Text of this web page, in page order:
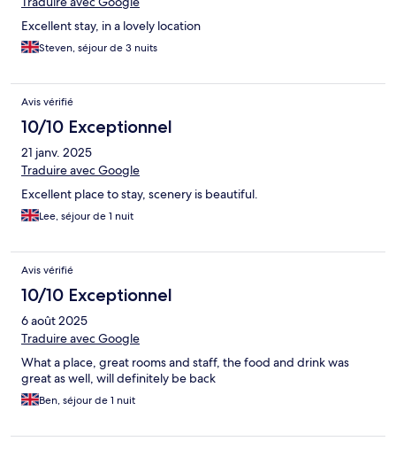
Excellent stay, in a lovely location
Steven, séjour de 3 nuits
Avis vérifié
10/10 Exceptionnel
21 janv. 2025
Traduire avec Google
Excellent place to stay, scenery is beautiful.
Lee, séjour de 1 nuit
Avis vérifié
10/10 Exceptionnel
6 août 2025
Traduire avec Google
What a place, great rooms and staff, the food and drink was
great as well, will definitely be back
Ben, séjour de 1 nuit